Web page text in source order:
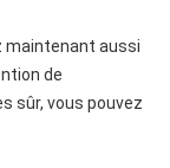
maintenant aussi
de
sûr, vous pouvez